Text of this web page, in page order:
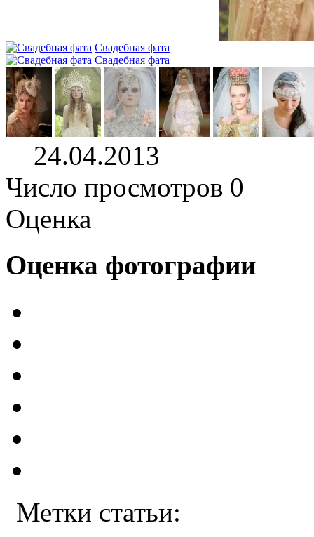
Свадебная фата
Свадебная фата
24.04.2013
Число просмотров 0
Оценка
Оценка фотографии
Метки статьи: